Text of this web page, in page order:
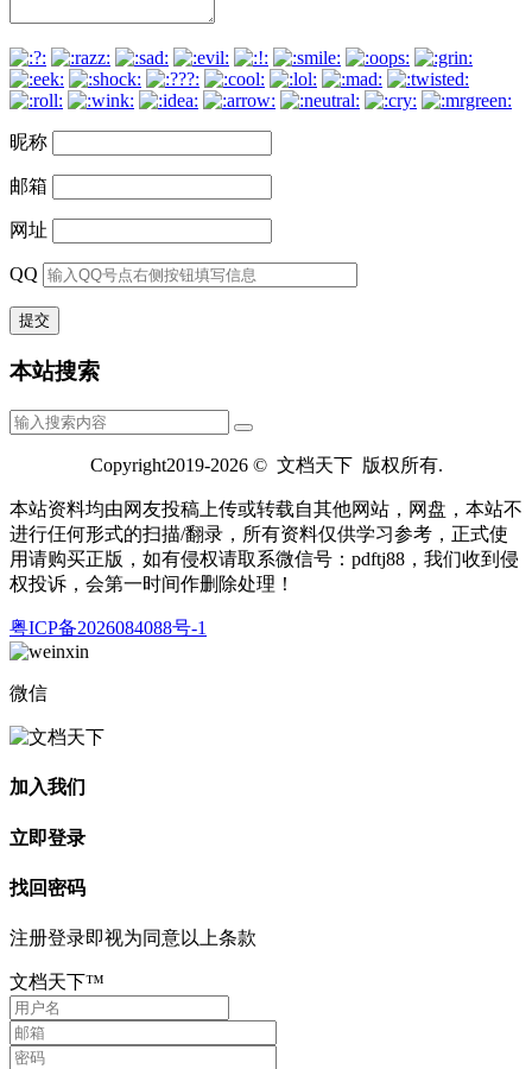
昵称
邮箱
网址
QQ
本站搜索
Copyright2019-2026 © 文档天下 版权所有.
本站资料均由网友投稿上传或转载自其他网站，网盘，本站不
进行仼何形式的扫描/翻录，所有资料仅供学习参考，正式使
用请购买正版，如有侵权请取系微信号：pdftj88，我们收到侵
权投诉，会第一时间作删除处理！
粤ICP备2026084088号-1
微信
加入我们
立即登录
找回密码
注册登录即视为同意以上条款
文档天下™